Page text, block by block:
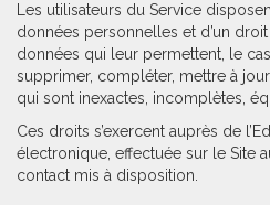
Les utilisateurs du Service
données personnelles et d’un
données qui leur permettent, le
supprimer, compléter, mettre à
qui sont inexactes, incomplètes,
Ces droits s’exercent auprès de
électronique, effectuée sur le Site
contact mis à disposition.